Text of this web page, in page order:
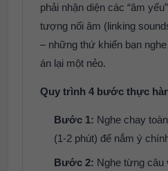
phải nhận diện các “âm
tượng nối âm (linking
– những thứ khiến bạn
án lại một nẻo.
Quy trình 4 bước thực
Bước 1: Nghe chay
(1-2 phút) để nắm ý
Bước 2: Nghe từng